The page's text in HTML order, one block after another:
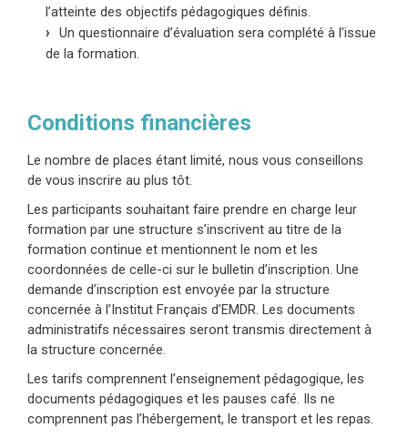
l’atteinte des objectifs pédagogiques définis.
Un questionnaire d’évaluation sera complété à l’issue
de la formation.
Conditions financières
Le nombre de places étant limité, nous vous conseillons
de vous inscrire au plus tôt.
Les participants souhaitant faire prendre en charge leur
formation par une structure s’inscrivent au titre de la
formation continue et mentionnent le nom et les
coordonnées de celle-ci sur le bulletin d’inscription. Une
demande d’inscription est envoyée par la structure
concernée à l’Institut Français d’EMDR. Les documents
administratifs nécessaires seront transmis directement à
la structure concernée.
Les tarifs comprennent l’enseignement pédagogique, les
documents pédagogiques et les pauses café. Ils ne
comprennent pas l’hébergement, le transport et les repas.